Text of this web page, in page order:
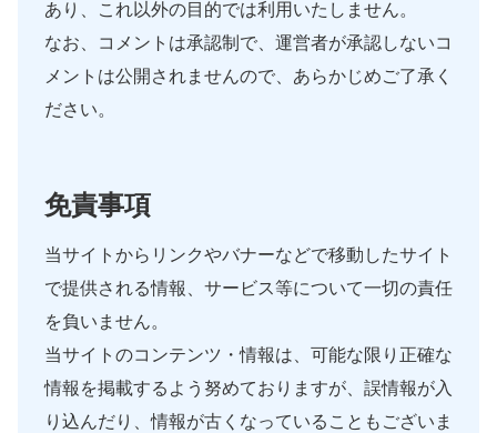
あり、これ以外の目的では利用いたしません。
なお、コメントは承認制で、運営者が承認しないコ
メントは公開されませんので、あらかじめご了承く
ださい。
免責事項
当サイトからリンクやバナーなどで移動したサイト
で提供される情報、サービス等について一切の責任
を負いません。
当サイトのコンテンツ・情報は、可能な限り正確な
情報を掲載するよう努めておりますが、誤情報が入
り込んだり、情報が古くなっていることもございま